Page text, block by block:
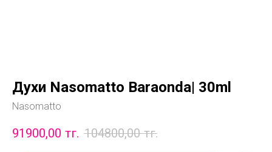
Духи Nasomatto Baraonda| 30ml
Nasomatto
91900,00 тг. 104800,00 тг.